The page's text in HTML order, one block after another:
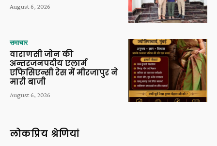
August 6, 2026
समाचार
वाराणसी जोन की
अन्तरजनपदीय एलार्म
एफिसिएन्सी रेस में मीरजापुर ने
मारी बाजी
August 6, 2026
लोकप्रिय श्रेणियां